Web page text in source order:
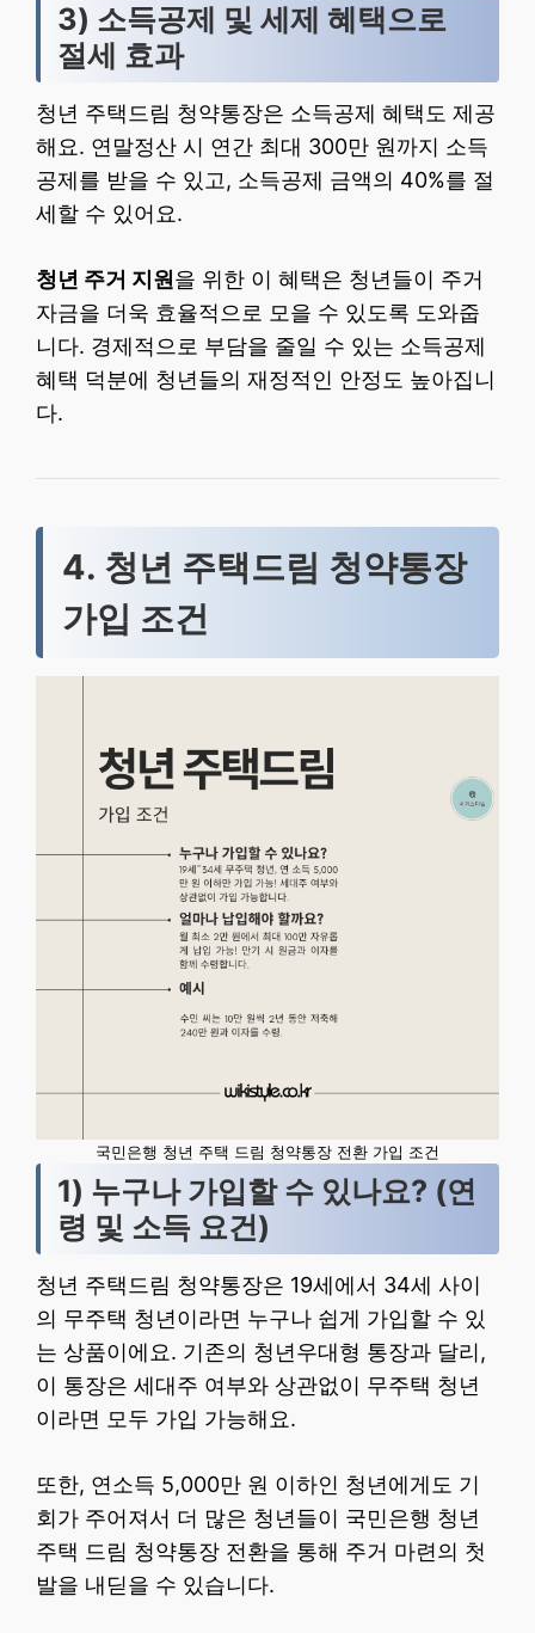
3) 소득공제 및 세제 혜택으로
절세 효과
청년 주택드림 청약통장은 소득공제 혜택도 제공
해요. 연말정산 시 연간 최대 300만 원까지 소득
공제를 받을 수 있고, 소득공제 금액의 40%를 절
세할 수 있어요.
청년 주거 지원을 위한 이 혜택은 청년들이 주거
자금을 더욱 효율적으로 모을 수 있도록 도와줍
니다. 경제적으로 부담을 줄일 수 있는 소득공제
혜택 덕분에 청년들의 재정적인 안정도 높아집니
다.
4. 청년 주택드림 청약통장
가입 조건
국민은행 청년 주택 드림 청약통장 전환 가입 조건
1) 누구나 가입할 수 있나요? (연
령 및 소득 요건)
청년 주택드림 청약통장은 19세에서 34세 사이
의 무주택 청년이라면 누구나 쉽게 가입할 수 있
는 상품이에요. 기존의 청년우대형 통장과 달리,
이 통장은 세대주 여부와 상관없이 무주택 청년
이라면 모두 가입 가능해요.
또한, 연소득 5,000만 원 이하인 청년에게도 기
회가 주어져서 더 많은 청년들이 국민은행 청년
주택 드림 청약통장 전환을 통해 주거 마련의 첫
발을 내딛을 수 있습니다.